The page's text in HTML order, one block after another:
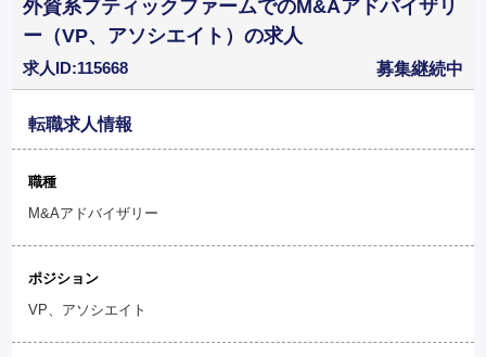
外資系ブティックファームでのM&Aアドバイザリ
ー（VP、アソシエイト）の求人
求人ID:115668 募集継続中
転職求人情報
職種
M&Aアドバイザリー
ポジション
VP、アソシエイト